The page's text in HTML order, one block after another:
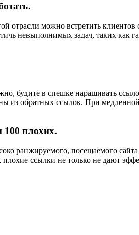
отрасли можно встретить
невыполнимых задач, таких как
будите в спешке наращивать
из обратных ссылок. При
100 плохих.
ранжируемого, посещаемого
плохие ссылки не только не дают